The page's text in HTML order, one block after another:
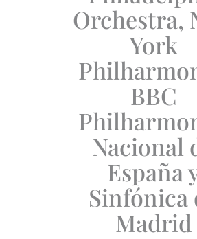
Orchestra,
York
BBC
Nacional
España
Sinfónica
Madrid